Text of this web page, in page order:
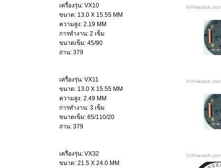
เครื่องรุ่น: VX10
ขนาด: 13.0 X 15.55 MM
ความสูง: 2.19 MM
การทำงาน: 2 เข็ม
ขนาดเข็ม: 45/90
ถ่าน: 379
เครื่องรุ่น: VX11
ขนาด: 13.0 X 15.55 MM
ความสูง: 2.49 MM
การทำงาน: 3 เข็ม
ขนาดเข็ม: 65/110/20
ถ่าน: 379
เครื่องรุ่น: VX32
ขนาด: 21.5 X 24.0 MM